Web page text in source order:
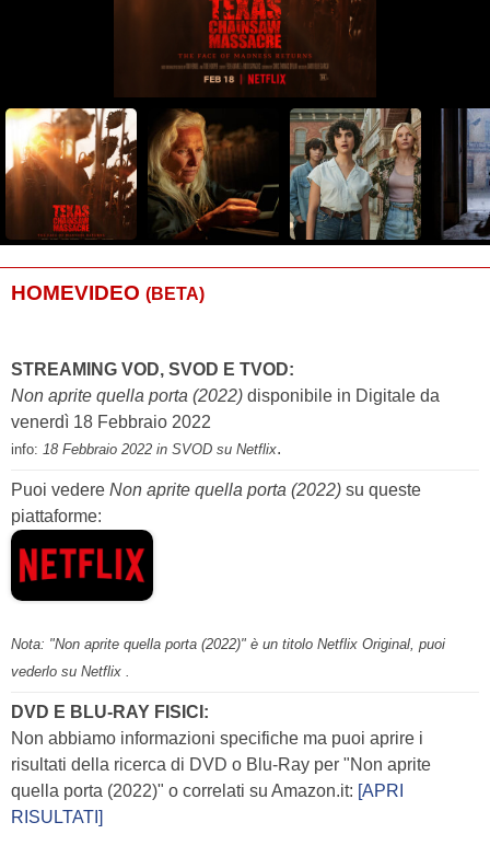
HOMEVIDEO (BETA)
STREAMING VOD, SVOD E TVOD:
Non aprite quella porta (2022) disponibile in Digitale da
venerdì 18 Febbraio 2022
info: 18 Febbraio 2022 in SVOD su Netflix.
Puoi vedere Non aprite quella porta (2022) su queste
piattaforme:
Nota: "Non aprite quella porta (2022)" è un titolo Netflix Original, puoi
vederlo su Netflix .
DVD E BLU-RAY FISICI:
Non abbiamo informazioni specifiche ma puoi aprire i
risultati della ricerca di DVD o Blu-Ray per "Non aprite
quella porta (2022)" o correlati su Amazon.it: [APRI
RISULTATI]